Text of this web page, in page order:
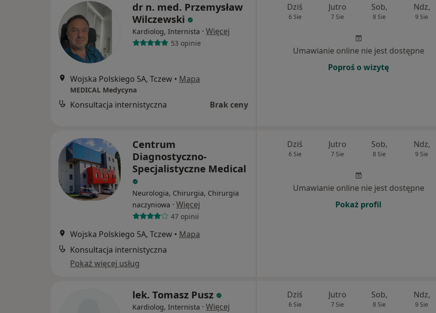
dr n. med. Przemysław
Wilczewski
Kardiolog, Internista · Więcej
53 opinie
Wojska Polskiego 5A, Tczew • Mapa
MEDICAL Medycyna
Konsultacja internistyczna Brak ceny
Dziś
6 Sie
Jutro
7 Sie
Sob,
8 Sie
Ndz,
9 Sie
Umawianie online nie jest dostępne
Poproś o wizytę
Centrum
Diagnostyczno-
Specjalistyczne Medical
Neurologia, Chirurgia, Chirurgia
naczyniowa · Więcej
47 opinii
Wojska Polskiego 5A, Tczew • Mapa
Konsultacja internistyczna
Pokaż więcej usług
Dziś
6 Sie
Jutro
7 Sie
Sob,
8 Sie
Ndz,
9 Sie
Umawianie online nie jest dostępne
Pokaż profil
lek. Tomasz Pusz
Kardiolog, Internista · Więcej
Dziś
6 Sie
Jutro
7 Sie
Sob,
8 Sie
Ndz,
9 Sie